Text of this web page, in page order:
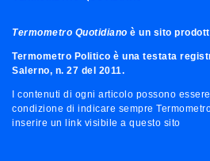
Termometro Quotidiano è un sito
Termometro Politico è una testata
Salerno, n. 27 del 2011.
I contenuti di ogni articolo possono
condizione di indicare sempre
inserire un link visibile a questo sito